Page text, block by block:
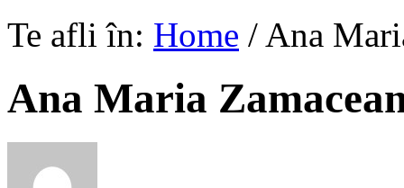
Te afli în: Home / Ana
Ana Maria